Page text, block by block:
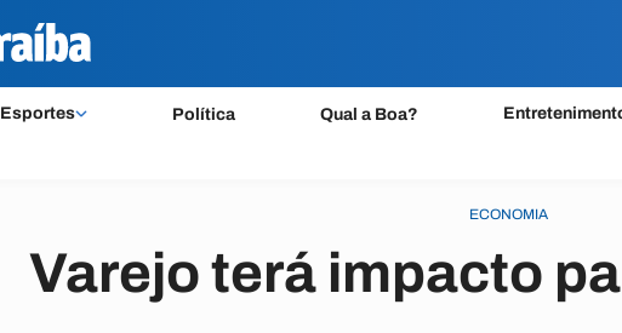
Esportes Política Qual a Boa?
ECONOMIA
Varejo terá impacto